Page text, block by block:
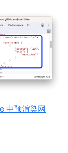
中预渲染网